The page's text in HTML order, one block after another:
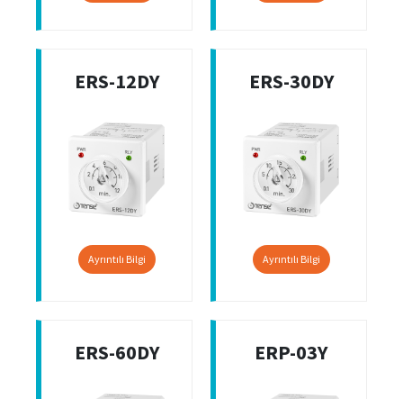
ERS-12DY
Ayrıntılı Bilgi
ERS-30DY
Ayrıntılı Bilgi
ERS-60DY ERP-03Y